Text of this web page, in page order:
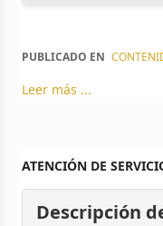
PUBLICADO EN
Leer más ...
ATENCIÓN DE
Descripción